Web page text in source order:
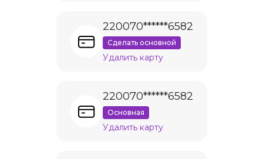
220070******6582
Сделать основной
Удалить карту
220070******6582
Основная
Удалить карту